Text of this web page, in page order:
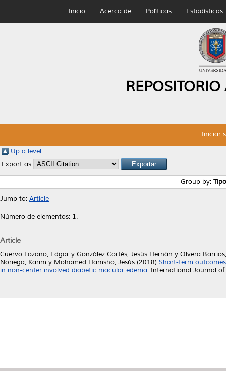
Inicio Acerca de Políticas Estadísticas
Iniciar
Up a level
Export as
Group by:
Jump to: Article
Número de elementos: 1.
Article
Cuervo Lozano, Edgar y González Cortés, Jesús Hernán y Olvera
Noriega, Karim y Mohamed Hamsho, Jesús (2018) Short-term
in non-center involved diabetic macular edema. International Journal